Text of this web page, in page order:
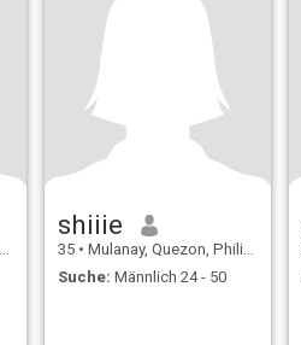
shiiie
35 • Mulanay, Quezon, Philippinen
Suche: Männlich 24 - 50